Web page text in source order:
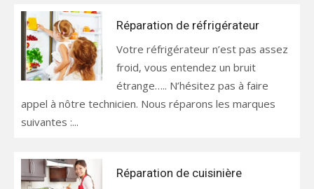
Réparation de réfrigérateur
Votre réfrigérateur n’est pas assez
froid, vous entendez un bruit
étrange….. N’hésitez pas à faire
appel à nôtre technicien. Nous réparons les marques
suivantes :...
Réparation de cuisinière